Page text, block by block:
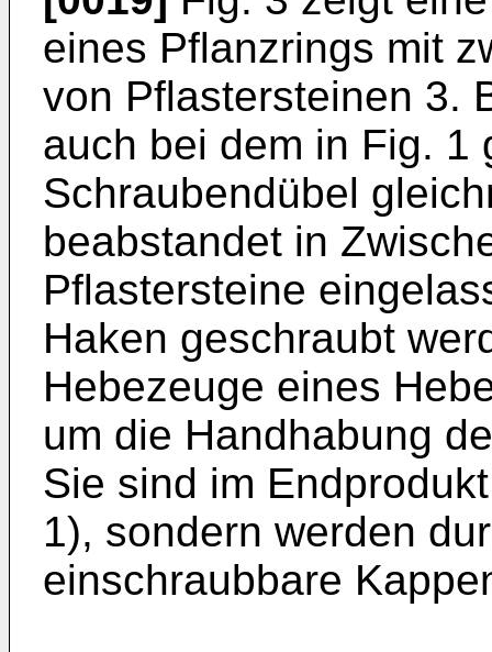
eines Pflanzrings mit
von Pflastersteinen 3.
auch bei dem in Fig. 1
Schraubendübel
beabstandet in
Pflastersteine
Haken geschraubt
Hebezeuge eines
um die Handhabung
Sie sind im
1), sondern werden
einschraubbare